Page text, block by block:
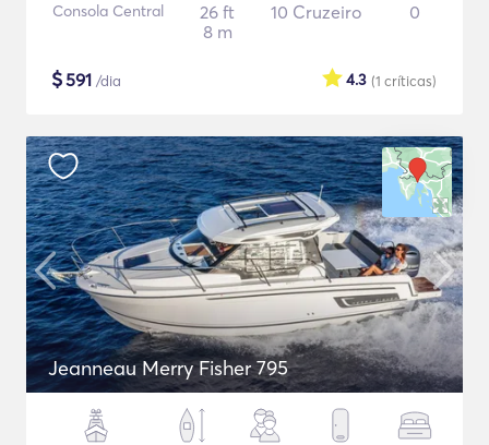
Consola Central
26 ft
8 m
10 Cruzeiro 0
$591 /dia (1 críticas)
4.3
Jeanneau Merry Fisher 795